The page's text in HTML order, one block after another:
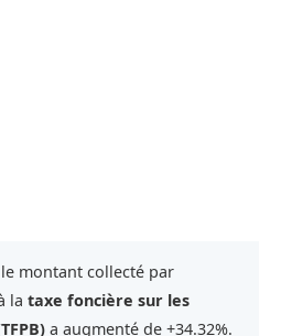
montant collecté par
la taxe foncière sur les
a augmenté de +34.32%.